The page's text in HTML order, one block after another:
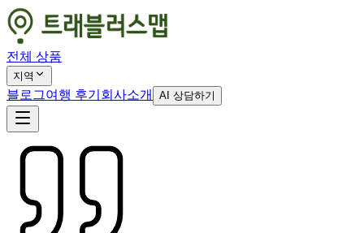
전체 상품
지역
블로그여행 후기 회사소개 AI 상담하기